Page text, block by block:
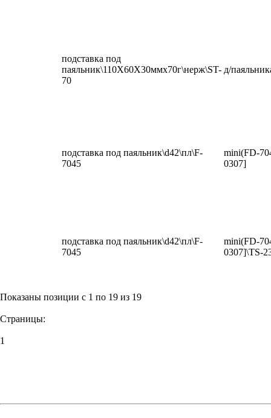
подставка под
паяльник\110X60X30ммx70г\нерж\ST-
70
д/
подставка под паяльник\d42\пл\F-
7045
mini(FD-
0307]
подставка под паяльник\d42\пл\F-
7045
mini(FD-
0307]\TS-
Показаны позиции с 1 по 19 из 19
Страницы:
1